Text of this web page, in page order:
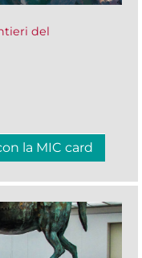
del
la MIC card